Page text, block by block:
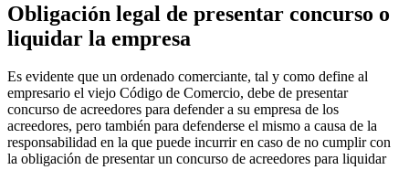
Obligación legal de presentar concurso o
liquidar la empresa
Es evidente que un ordenado comerciante, tal y como define al
empresario el viejo Código de Comercio, debe de presentar
concurso de acreedores para defender a su empresa de los
acreedores, pero también para defenderse el mismo a causa de la
responsabilidad en la que puede incurrir en caso de no cumplir con
la obligación de presentar un concurso de acreedores para liquidar